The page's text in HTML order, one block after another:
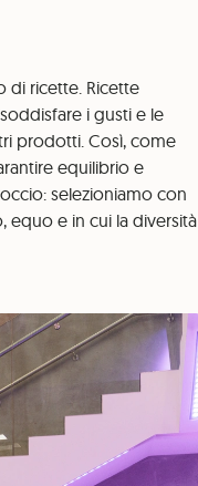
di ricette. Ricette
i gusti e le
prodotti. Così, come
equilibrio e
selezioniamo con
equo e in cui la diversità